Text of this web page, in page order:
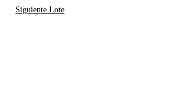
Siguiente Lote